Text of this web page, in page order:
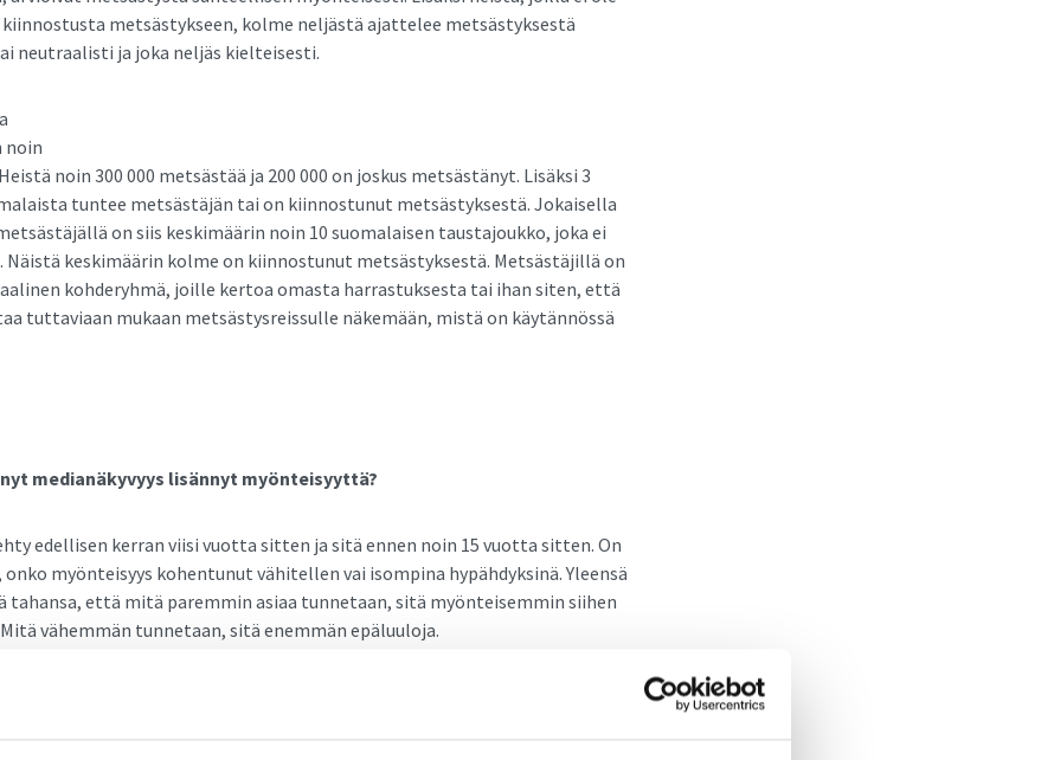
metsästykseen, kolme neljästä ajattelee metsästyksestä
neutraalisti ja joka neljäs kielteisesti.
noin
noin 300 000 metsästää ja 200 000 on joskus metsästänyt. Lisäksi 3
tuntee metsästäjän tai on kiinnostunut metsästyksestä. Jokaisella
on siis keskimäärin noin 10 suomalaisen taustajoukko, joka ei
Näistä keskimäärin kolme on kiinnostunut metsästyksestä. Metsästäjillä on
kohderyhmä, joille kertoa omasta harrastuksesta tai ihan siten, että
tuttaviaan mukaan metsästysreissulle näkemään, mistä on käytännössä
medianäkyvyys lisännyt myönteisyyttä?
edellisen kerran viisi vuotta sitten ja sitä ennen noin 15 vuotta sitten. On
onko myönteisyys kohentunut vähitellen vai isompina hypähdyksinä. Yleensä
tahansa, että mitä paremmin asiaa tunnetaan, sitä myönteisemmin siihen
vähemmän tunnetaan, sitä enemmän epäluuloja.